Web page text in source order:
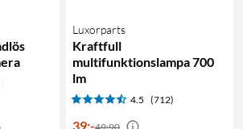
Luxorparts
Kraftfull
multifunktionslampa 700
lm
4.5 (712)
39:-